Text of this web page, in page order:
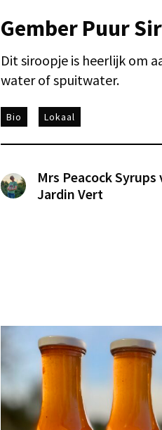
Gember Puur
Dit siroopje is heerlijk om
water of spuitwater.
Bio Lokaal
Mrs Peacock Syrups
Jardin Vert